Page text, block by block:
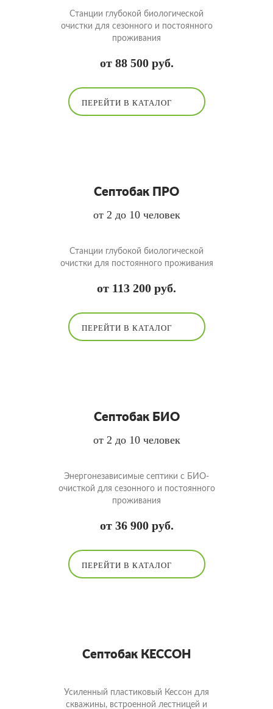
Cтанции глубокой биологической
очистки для сезонного и постоянного
проживания
от 88 500 руб.
ПЕРЕЙТИ В КАТАЛОГ
Септобак ПРО
от 2 до 10 человек
Cтанции глубокой биологической
очистки для постоянного проживания
от 113 200 руб.
ПЕРЕЙТИ В КАТАЛОГ
Септобак БИО
от 2 до 10 человек
Энергонезависимые септики с БИО-
очисткой для сезонного и постоянного
проживания
от 36 900 руб.
ПЕРЕЙТИ В КАТАЛОГ
Септобак КЕССОН
Усиленный пластиковый Кессон для
скважины, встроенной лестницей и